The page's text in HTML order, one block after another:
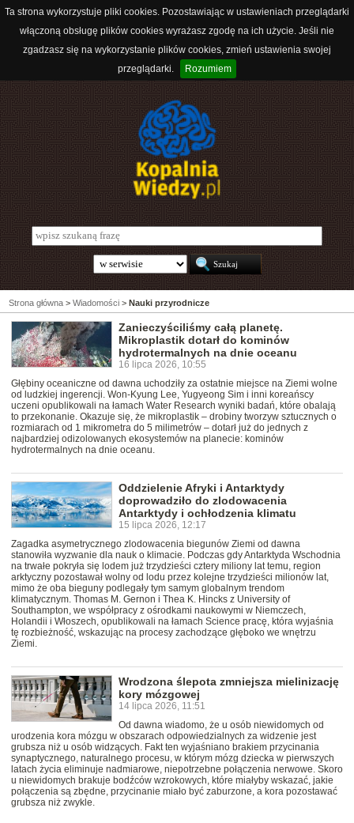
Ta strona wykorzystuje pliki cookies. Pozostawiając w ustawieniach przeglądarki
włączoną obsługę plików cookies wyrażasz zgodę na ich użycie. Jeśli nie
zgadzasz się na wykorzystanie plików cookies, zmień ustawienia swojej
przeglądarki.
Rozumiem
Strona główna > Wiadomości > Nauki przyrodnicze
Zanieczyściliśmy całą planetę.
Mikroplastik dotarł do kominów
hydrotermalnych na dnie oceanu
16 lipca 2026, 10:55
Głębiny oceaniczne od dawna uchodziły za ostatnie miejsce na Ziemi wolne
od ludzkiej ingerencji. Won-Kyung Lee, Yugyeong Sim i inni koreańscy
uczeni opublikowali na łamach Water Research wyniki badań, które obalają
to przekonanie. Okazuje się, że mikroplastik – drobiny tworzyw sztucznych o
rozmiarach od 1 mikrometra do 5 milimetrów – dotarł już do jednych z
najbardziej odizolowanych ekosystemów na planecie: kominów
hydrotermalnych na dnie oceanu.
Oddzielenie Afryki i Antarktydy
doprowadziło do zlodowacenia
Antarktydy i ochłodzenia klimatu
15 lipca 2026, 12:17
Zagadka asymetrycznego zlodowacenia biegunów Ziemi od dawna
stanowiła wyzwanie dla nauk o klimacie. Podczas gdy Antarktyda Wschodnia
na trwałe pokryła się lodem już trzydzieści cztery miliony lat temu, region
arktyczny pozostawał wolny od lodu przez kolejne trzydzieści milionów lat,
mimo że oba bieguny podlegały tym samym globalnym trendom
klimatycznym. Thomas M. Gernon i Thea K. Hincks z University of
Southampton, we współpracy z ośrodkami naukowymi w Niemczech,
Holandii i Włoszech, opublikowali na łamach Science pracę, która wyjaśnia
tę rozbieżność, wskazując na procesy zachodzące głęboko we wnętrzu
Ziemi.
Wrodzona ślepota zmniejsza mielinizację
kory mózgowej
14 lipca 2026, 11:51
Od dawna wiadomo, że u osób niewidomych od
urodzenia kora mózgu w obszarach odpowiedzialnych za widzenie jest
grubsza niż u osób widzących. Fakt ten wyjaśniano brakiem przycinania
synaptycznego, naturalnego procesu, w którym mózg dziecka w pierwszych
latach życia eliminuje nadmiarowe, niepotrzebne połączenia nerwowe. Skoro
u niewidomych brakuje bodźców wzrokowych, które miałyby wskazać, jakie
połączenia są zbędne, przycinanie miało być zaburzone, a kora pozostawać
grubsza niż zwykle.